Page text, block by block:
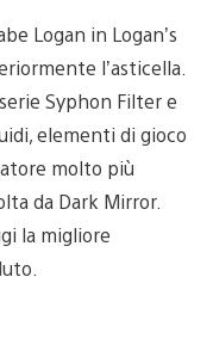
Logan in Logan’s
l’asticella.
Syphon Filter e
elementi di gioco
molto più
da Dark Mirror.
la migliore